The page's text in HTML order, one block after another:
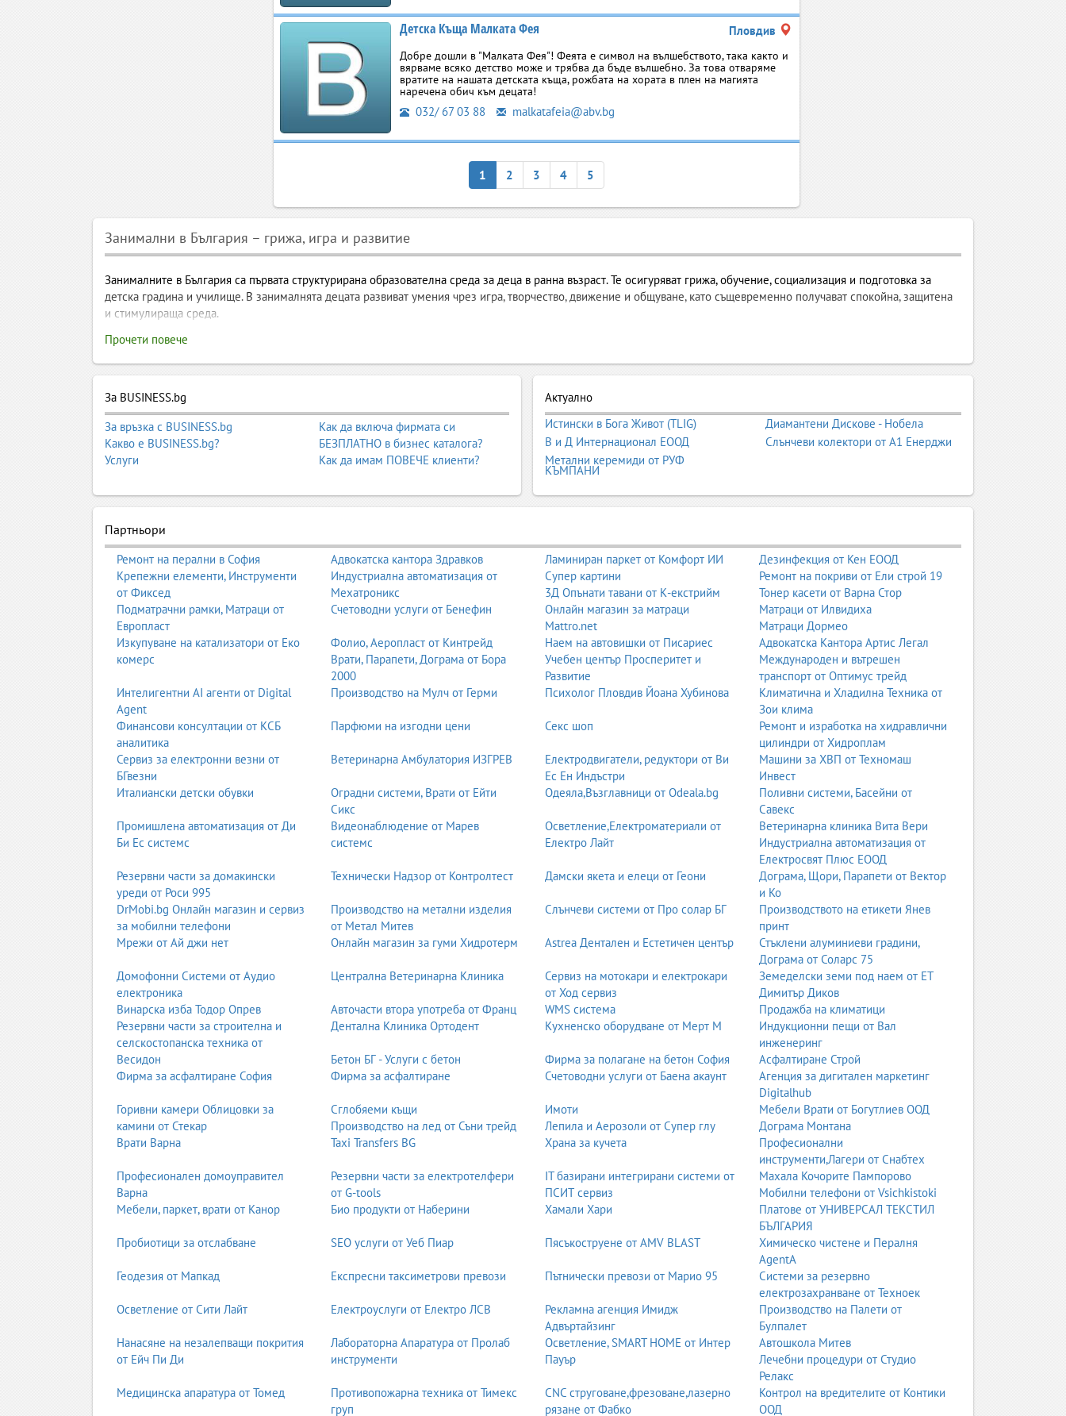
Детска Къща Малката Фея Пловдив
Добре дошли в "Малката Фея"! Феята е символ на вълшебството, така както и
вярваме всяко детство може и трябва да бъде вълшебно. За това отваряме
вратите на нашата детската къща, рожбата на хората в плен на магията
наречена обич към децата!
032/ 67 03 88 malkatafeia@abv.bg
1 2 3 4 5
Занимални в България – грижа, игра и развитие
Занималните в България са първата структурирана образователна среда за деца в ранна възраст. Те осигуряват грижа, обучение, социализация и подготовка за
детска градина и училище. В занималнята децата развиват умения чрез игра, творчество, движение и общуване, като същевременно получават спокойна, защитена
и стимулираща среда.
Занимални в България – грижа, развитие и първи стъпки в образованието
Занималните в България са първата структурирана образователна среда за деца в ранна възраст. Те осигуряват грижа, обучение, социализация и подготовка за
детска градина и училище. В занималнята децата развиват умения чрез игра, творчество, движение и общуване, като същевременно получават спокойна, защитена
и стимулираща среда.
Тази пилар страница представя видовете занимални, програмите, методите на работа, предимствата за детето и списък със занимални по градове.
между домашната среда и детската градина или училището.
Основни характеристики:
Малки групи
и индивидуално внимание
Игрови подходкъм ученето
Развитие на социални умения
Подготовка за детска градина и училище
Безопасна и спокойна среда
2. Видове занимални в България
Занималните се различават според възрастта, програмата и целите.
2.1. Занимални за ранна детска възраст (2–4 години)
Адаптация към групова среда
Игрови занимания
2.2. Подготвителни занимални (4–6 години)
Развитие на концентрация и навици
Първи образователни умения
2.3. Занимални за ученици (1.–4. клас)
Подготовка на домашни работи
Творчески и спортни дейности
2.4. Тематични занимални
Арт занимални
Монтесори занимални
STEM занимални
3. Програми и методи на работа
Игрово обучение
– основен метод за ранно развитие
Монтесори подход
Сензорни занимания
Творчески дейности– рисуване, музика, моделиране
Развитие на речта
– приказки, ролеви игри, четене
Двигателни игри– координация, баланс, движение
Социални умения
– общуване, споделяне, екипност
Фина и груба моторика
Креативност и въображение
Първи образователни навици
Прочети повече
За BUSINESS.bg
За връзка с BUSINESS.bg
Какво е BUSINESS.bg?
Услуги
Как да включа фирмата си
БЕЗПЛАТНО в бизнес каталога?
Как да имам ПОВЕЧЕ клиенти?
Актуално
Истински в Бога Живот (TLIG)
Диамантени Дискове - Нобела
В и Д Интернационал ЕООД
Слънчеви колектори от А1 Енерджи
Метални керемиди от РУФ
КЪМПАНИ
Партньори
Ремонт на перални в София Адвокатска кантора Здравков Ламиниран паркет от Комфорт ИИ
Дезинфекция от Кен ЕООД
Крепежни елементи, Инструменти
от Фиксед
Индустриална автоматизация от
Мехатроникс
Супер картини
Ремонт на покриви от Ели строй 19
3Д Опънати тавани от К-екстрийм
Тонер касети от Варна Стор
Подматрачни рамки, Матраци от
Европласт
Счетоводни услуги от Бенефин
Онлайн магазин за матраци
Mattro.net
Матраци от Илвидиха
Матраци Дормео
Изкупуване на катализатори от Еко
комерс
Фолио, Аеропласт от Кинтрейд Наем на автовишки от Писариес
Адвокатска Кантора Артис Легал
Врати, Парапети, Дограма от Бора
2000
Учебен център Просперитет и
Развитие
Международен и вътрешен
транспорт от Оптимус трейд
Интелигентни AI агенти от Digital
Agent
Производство на Мулч от Герми Психолог Пловдив Йоана Хубинова
Климатична и Хладилна Техника от
Зои клима
Финансови консултации от КСБ
аналитика
Парфюми на изгодни цени Секс шоп
Ремонт и изработка на хидравлични
цилиндри от Хидроплам
Сервиз за електронни везни от
БГвезни
Ветеринарна Амбулатория ИЗГРЕВ
Електродвигатели, редуктори от Ви
Ес Ен Индъстри
Машини за ХВП от Техномаш
Инвест
Италиански детски обувки
Оградни системи, Врати от Ейти
Сикс
Одеяла,Възглавници от Odeala.bg
Поливни системи, Басейни от
Савекс
Промишлена автоматизация от Ди
Би Ес системс
Видеонаблюдение от Марев
системс
Осветление,Електроматериали от
Електро Лайт
Ветеринарна клиника Вита Вери
Индустриална автоматизация от
Електросвят Плюс ЕООД
Резервни части за домакински
уреди от Роси 995
Технически Надзор от Контролтест Дамски якета и елеци от Геони
Дограма, Щори, Парапети от Вектор
и Ко
DrMobi.bg Онлайн магазин и сервиз
за мобилни телефони
Производство на метални изделия
от Метал Митев
Слънчеви системи от Про солар БГ
Производството на етикети Янев
принт
Мрежи от Ай джи нет
Онлайн магазин за гуми Хидротерм Astrea Дентален и Естетичен център
Стъклени алуминиеви градини,
Дограма от Соларс 75
Домофонни Системи от Аудио
електроника
Централна Ветеринарна Клиника
Сервиз на мотокари и електрокари
от Ход сервиз
Земеделски земи под наем от ЕТ
Димитър Диков
Винарска изба Тодор Опрев
Авточасти втора употреба от Франц WMS система
Продажба на климатици
Резервни части за строителна и
селскостопанска техника от
Весидон
Дентална Клиника Ортодент Кухненско оборудване от Мерт М
Индукционни пещи от Вал
инженеринг
Бетон БГ - Услуги с бетон
Фирма за полагане на бетон София
Асфалтиране Строй
Фирма за асфалтиране София
Фирма за асфалтиране Счетоводни услуги от Баена акаунт
Агенция за дигитален маркетинг
Digitalhub
Горивни камери Облицовки за
камини от Стекар
Сглобяеми къщи Имоти
Мебели Врати от Богутлиев ООД
Производство на лед от Съни трейд
Лепила и Аерозоли от Супер глу
Дограма Монтана
Врати Варна
Taxi Transfers BG Храна за кучета
Професионални
инструменти,Лагери от Снабтех
Професионален домоуправител
Варна
Резервни части за електротелфери
от G-tools
IT базирани интегрирани системи от
ПСИТ сервиз
Махала Кочорите Пампорово
Мобилни телефони от Vsichkistoki
Мебели, паркет, врати от Канор
Био продукти от Наберини Хамали Хари
Платове от УНИВЕРСАЛ ТЕКСТИЛ
БЪЛГАРИЯ
Пробиотици за отслабване
SEO услуги от Уеб Пиар Пясъкоструене от AMV BLAST
Химическо чистене и Пералня
AgentA
Геодезия от Мапкад
Експресни таксиметрови превози Пътнически превози от Марио 95
Системи за резервно
електрозахранване от Техноек
Осветление от Сити Лайт
Електроуслуги от Електро ЛСВ
Рекламна агенция Имидж
Адвъртайзинг
Производство на Палети от
Булпалет
Нанасяне на незалепващи покрития
от Ейч Пи Ди
Лабораторна Апаратура от Пролаб
инструменти
Осветление, SMART HOME от Интер
Пауър
Автошкола Митев
Лечебни процедури от Студио
Релакс
Медицинска апаратура от Томед
Противопожарна техника от Тимекс
груп
CNC струговане,фрезоване,лазерно
рязане от Фабко
Контрол на вредителите от Контики
ООД